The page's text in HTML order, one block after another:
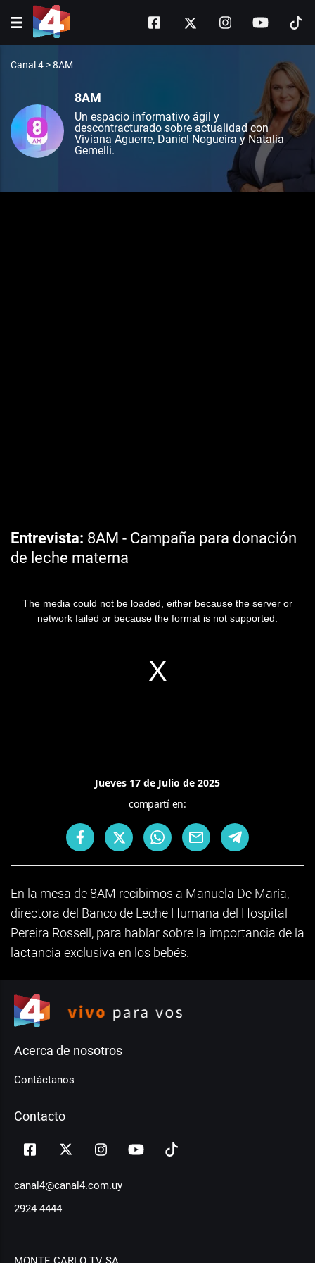
Canal 4 >8AM
8AM
Un espacio informativo ágil y
descontracturado sobre actualidad con
Viviana Aguerre, Daniel Nogueira y Natalia
Gemelli.
Entrevista 8AM - Campaña para donación
de leche materna
The media could not be loaded, either because the server or
network failed or because the format is not supported.
Jueves 17 de Julio de 2025
compartí en:
En la mesa de 8AM recibimos a Manuela De María,
directora del Banco de Leche Humana del Hospital
Pereira Rossell, para hablar sobre la importancia de la
lactancia exclusiva en los bebés.
Acerca de nosotros
Contáctanos
Contacto
canal4@canal4.com.uy
2924 4444